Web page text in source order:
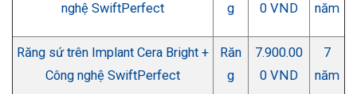
nghệ SwiftPerfect
g
0 VND
năm
Răng sứ trên Implant Cera Bright +
Công nghệ SwiftPerfect
Răn
g
7.900.00
0 VND
7
năm